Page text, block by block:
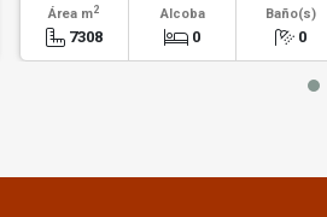
Área m2
7308
Alcoba
0
Baño(s)
0